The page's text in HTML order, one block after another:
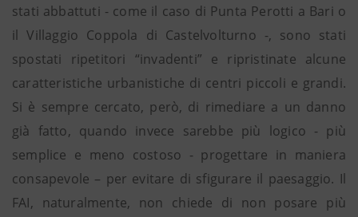
stati abbattuti - come il caso di Punta Perotti a Bari o
il Villaggio Coppola di Castelvolturno -, sono stati
spostati ripetitori “invadenti” e ripristinate alcune
caratteristiche urbanistiche di centri piccoli e grandi.
Si è sempre cercato, però, di rimediare a un danno
già fatto, quando invece sarebbe più logico - più
semplice e meno costoso - progettare in maniera
consapevole – per evitare di sfigurare il paesaggio. Il
FAI, naturalmente, non chiede di non posare più